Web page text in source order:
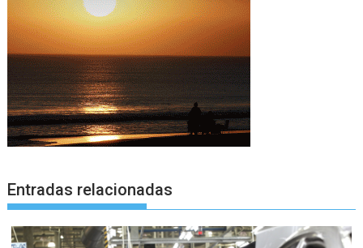
Entradas relacionadas